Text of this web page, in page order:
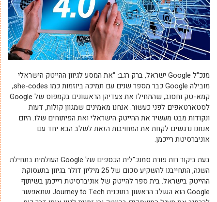
מנכ"ל Google ישראל, ברק רגב : "את המסע לגיוון ההייטק הישראלי
מובילה Google כבר מספר שנים עם תמיכה ביוזמות כמו she-codes,
קמא-טק וחסוב, שהתחילו את צעדיהן הראשונים בקמפוס של Google
לסטארטאפים לפני כעשור. אנחנו מאמינים שמגוון קולות, דעות
ונקודות מבט מעשיר את ההייטק הישראלי ואת הפיתוחים שלו. היום
אנחנו נרגשים לקחת את המחויבות הזאת לשלב הבא יחד עם
אוניברסיטת רייכמן.
בעת ביקור רות פורת סמנכ"לית הכספים של Google העולמית בתחילת
השנה, התחייבנו להשקיע סכום של 25 מיליון דולר בגיוון בתעסוקת
ההייטק בישראל. בית ספר להייטק של אוניברסיטת רייכמן בשיתוף
Google הוא השלב הראשון בתוכנית Journey to Tech שתאפשר